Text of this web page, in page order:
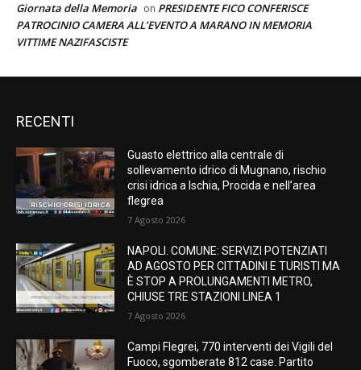
Giornata della Memoria on PRESIDENTE FICO CONFERISCE
PATROCINIO CAMERA ALL’EVENTO A MARANO IN MEMORIA
VITTIME NAZIFASCISTE
RECENTI
Guasto elettrico alla centrale di
sollevamento idrico di Mugnano, rischio
crisi idrica a Ischia, Procida e nell’area
flegrea
7 Agosto 2026
NAPOLI. COMUNE: SERVIZI POTENZIATI
AD AGOSTO PER CITTADINI E TURISTI MA
È STOP A PROLUNGAMENTI METRO,
CHIUSE TRE STAZIONI LINEA 1
7 Agosto 2026
Campi Flegrei, 770 interventi dei Vigili del
Fuoco, sgomberate 812 case. Partito